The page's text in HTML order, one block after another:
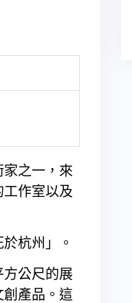
之一，來
作室以及
杭州」。
公尺的展
產品。這